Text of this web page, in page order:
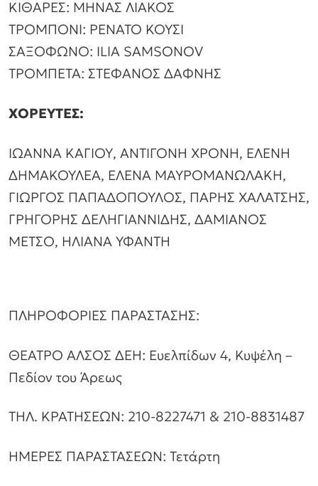
ΚΙΘΑΡΕΣ: ΜΗΝΑΣ ΛΙΑΚΟΣ
ΤΡΟΜΠΟΝΙ: ΡΕΝΑΤΟ ΚΟΥΣΙ
ΣΑΞΟΦΩΝΟ: ILIA SAMSONOV
ΤΡΟΜΠΕΤΑ: ΣΤΕΦΑΝΟΣ ΔΑΦΝΗΣ
ΧΟΡΕΥΤΕΣ:
ΙΩΑΝΝΑ ΚΑΓΙΟΥ, ΑΝΤΙΓΟΝΗ ΧΡΟΝΗ, ΕΛΕΝΗ
ΔΗΜΑΚΟΥΛΕΑ, ΕΛΕΝΑ ΜΑΥΡΟΜΑΝΩΛΑΚΗ,
ΓΙΩΡΓΟΣ ΠΑΠΑΔΟΠΟΥΛΟΣ, ΠΑΡΗΣ ΧΑΛΑΤΣΗΣ,
ΓΡΗΓΟΡΗΣ ΔΕΛΗΓΙΑΝΝΙΔΗΣ, ΔΑΜΙΑΝΟΣ
ΜΕΤΣΟ, ΗΛΙΑΝΑ ΥΦΑΝΤΗ
ΠΛΗΡΟΦΟΡΙΕΣ ΠΑΡΑΣΤΑΣΗΣ:
ΘΕΑΤΡΟ ΑΛΣΟΣ ΔΕΗ: Ευελπίδων 4, Κυψέλη –
Πεδίον του Άρεως
ΤΗΛ. ΚΡΑΤΗΣΕΩΝ: 210-8227471 & 210-8831487
ΗΜΕΡΕΣ ΠΑΡΑΣΤΑΣΕΩΝ: Τετάρτη